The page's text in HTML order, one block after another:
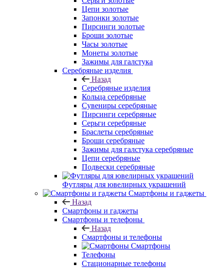
Цепи золотые
Запонки золотые
Пирсинги золотые
Броши золотые
Часы золотые
Монеты золотые
Зажимы для галстука
Серебряные изделия
Назад
Серебряные изделия
Кольца серебряные
Сувениры серебряные
Пирсинги серебряные
Серьги серебряные
Браслеты серебряные
Броши серебряные
Зажимы для галстука серебряные
Цепи серебряные
Подвески серебряные
Футляры для ювелирных украшений
Смартфоны и гаджеты
Назад
Смартфоны и гаджеты
Смартфоны и телефоны
Назад
Смартфоны и телефоны
Смартфоны
Телефоны
Стационарные телефоны